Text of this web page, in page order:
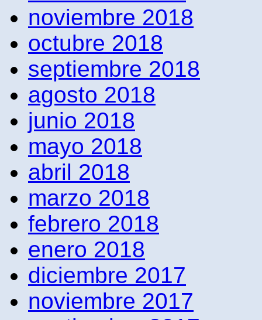
noviembre 2018
octubre 2018
septiembre 2018
agosto 2018
junio 2018
mayo 2018
abril 2018
marzo 2018
febrero 2018
enero 2018
diciembre 2017
noviembre 2017